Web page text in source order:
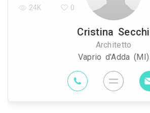
Cristina Secchi
Architetto
Vaprio d'Adda (MI)
24K 0